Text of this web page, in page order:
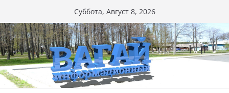
к
содержимому
Суббота, Август 8, 2026